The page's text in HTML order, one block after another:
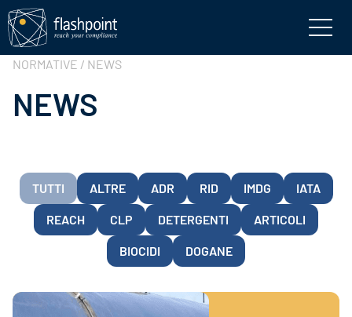
NORMATIVE / NEWS
NEWS
TUTTI ALTRE ADR RID IMDG IATA
REACH CLP DETERGENTI ARTICOLI
BIOCIDI DOGANE